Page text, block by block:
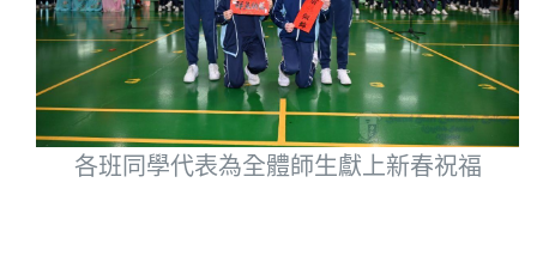
各班同學代表為全體師生獻上新春祝福